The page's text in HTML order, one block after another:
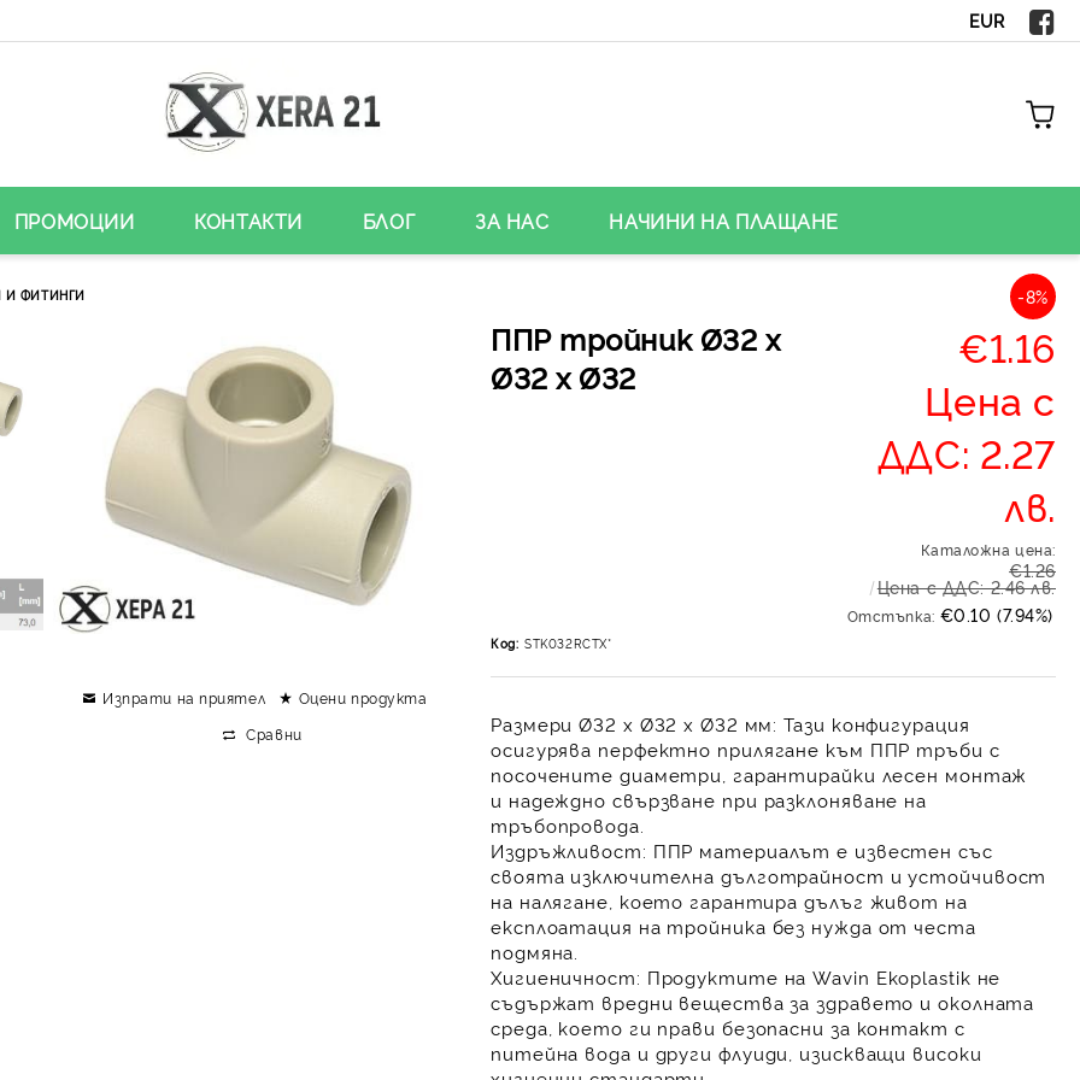
EUR
ПРОМОЦИИ КОНТАКТИ БЛОГ ЗА НАС НАЧИНИ НА ПЛАЩАНЕ
И ФИТИНГИ
ППР тройник Ø32 х
Ø32 х Ø32
-8%
€1.16
Цена с
ДДС: 2.27
лв.
Каталожна цена:
€1.26
Цена с ДДС: 2.46 лв.
Отстъпка: €0.10 (7.94%)
Код: STK032RCTX*
Размери Ø32 x Ø32 x Ø32 мм: Тази конфигурация
осигурява перфектно прилягане към ППР тръби с
посочените диаметри, гарантирайки лесен монтаж
и надеждно свързване при разклоняване на
тръбопровода.
Издръжливост: ППР материалът е известен със
своята изключителна дълготрайност и устойчивост
на налягане, което гарантирадълъг живот на
експлоатация на тройника без нужда от честа
подмяна.
Хигиеничност: Продуктите на Wavin Ekoplastik не
съдържат вредни вещества за здравето и околната
среда, което ги прави безопасни за контакт с
питейна вода и други флуиди, изискващи високи
Изпрати на приятел
Оцени продукта
Сравни